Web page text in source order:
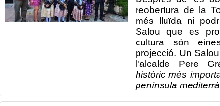
reobertura de la
més lluïda ni
Salou que es
cultura són
projecció. Un
l'alcalde Pere
històric més
península